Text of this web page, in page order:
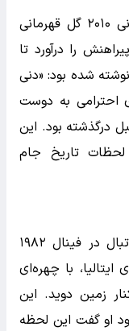
اینیستا در وقت اضافه فینال جام جهانی ۲۰۱۰ گل قهرمانی
را درآورد تا
شده بود: «دنی
احترامی به دوست
درگذشته بود. این
لحظات تاریخ جام
یکی از نمادین‌ترین شادی‌های تاریخ فوتبال در فینال ۱۹۸۲
با چهره‌ای
زمین دوید. این
او گفت این لحظه